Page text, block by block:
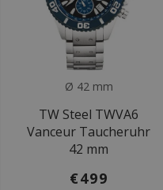
Ø 42 mm
TW Steel TWVA6
Vanceur Taucheruhr
42 mm
€499